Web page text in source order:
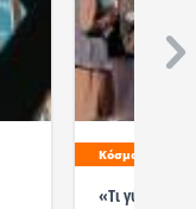
Κόσμος
«Τι γύρευαν